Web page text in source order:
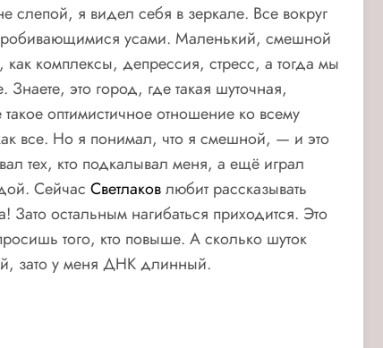
я видел себя в зеркале. Все вокруг
усами. Маленький, смешной
комплексы, депрессия, стресс, а тогда мы
это город, где такая шуточная,
оптимистичное отношение ко всему
все. Но я понимал, что я смешной, — и это
тех, кто подкалывал меня, а ещё играл
Сейчас Светлаковлюбит рассказывать
Зато остальным нагибаться приходится. Это
того, кто повыше. А сколько шуток
зато у меня ДНК длинный.